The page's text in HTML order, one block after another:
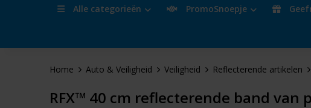
Alle categorieën PromoSnoepje
Home Auto & Veiligheid Veiligheid Reflecterende artikelen
RFX™ 40 cm reflecterende band van